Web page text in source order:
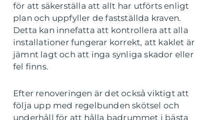
för att säkerställa att allt har utförts enligt
plan och uppfyller de fastställda kraven.
Detta kan innefatta att kontrollera att alla
installationer fungerar korrekt, att kaklet är
jämnt lagt och att inga synliga skador eller
fel finns.
Efter renoveringen är det också viktigt att
följa upp med regelbunden skötsel och
underhåll för att hålla badrummet i bästa